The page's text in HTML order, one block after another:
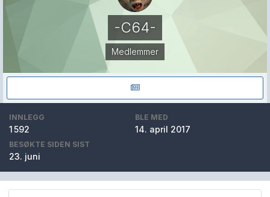
-C64-
Medlemmer
INNLEGG
1 592
BLE MED
14. april 2017
BESØKTE SIDEN SIST
23. juni